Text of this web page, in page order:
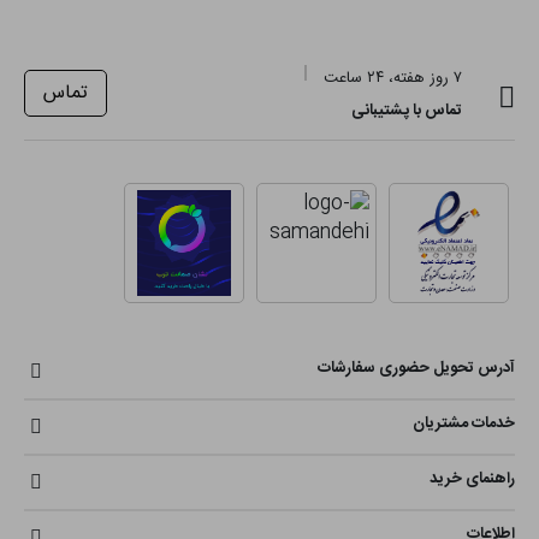
۷ روز هفته، ۲۴ ساعت
تماس با پشتیبانی
تماس
آدرس تحویل حضوری سفارشات
خدمات مشتریان
راهنمای خرید
اطلاعات